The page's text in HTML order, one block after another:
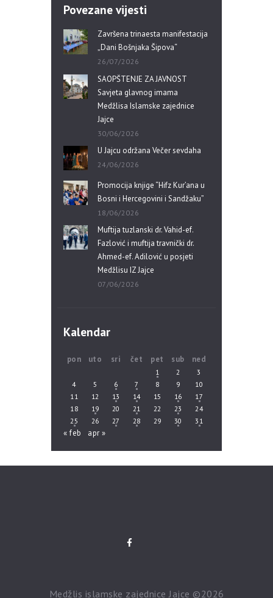
Povezane vijesti
Završena trinaesta manifestacija
„Dani Bošnjaka Šipova“
26/07/2026
SAOPŠTENJE ZA JAVNOST
Savjeta glavnog imama
Medžlisa Islamske zajednice
Jajce
30/06/2026
U Jajcu održana Večer sevdaha
24/06/2026
Promocija knjige “Hifz Kur’ana u
Bosni i Hercegovini i Sandžaku”
18/06/2026
Muftija tuzlanski dr. Vahid-ef.
Fazlović i muftija travnički dr.
Ahmed-ef. Adilović u posjeti
Medžlisu IZ Jajce
07/06/2026
Kalendar
pon uto sri čet pet sub ned
1 2
3
4
5 6 7 8 9
10
11
12 13 14 15 16
17
18
19 20 21 22 23
24
25
26 27 28 29 30 31
« feb apr »
Medžlis islamske zajednice Jajce ©2026